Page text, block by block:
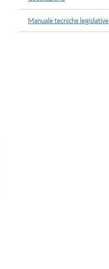
Manuale tecniche legislative